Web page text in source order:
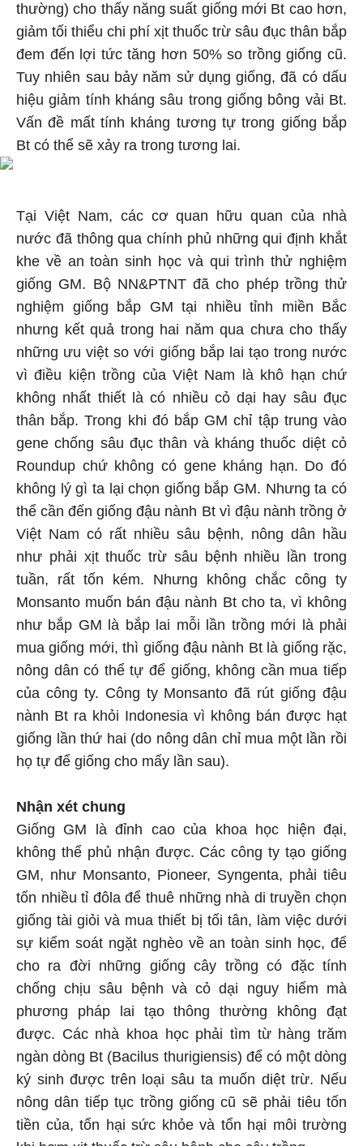
thường) cho thấy năng suất giống mới Bt cao hơn,
giảm tối thiểu chi phí xịt thuốc trừ sâu đục thân bắp
đem đến lợi tức tăng hơn 50% so trồng giống cũ.
Tuy nhiên sau bảy năm sử dụng giống, đã có dấu
hiệu giảm tính kháng sâu trong giống bông vải Bt.
Vấn đề mất tính kháng tương tự trong giống bắp
Bt có thể sẽ xảy ra trong tương lai.
Tại Việt Nam, các cơ quan hữu quan của nhà
nước đã thông qua chính phủ những qui định khắt
khe về an toàn sinh học và qui trình thử nghiệm
giống GM. Bộ NN&PTNT đã cho phép trồng thử
nghiệm giống bắp GM tại nhiều tỉnh miền Bắc
nhưng kết quả trong hai năm qua chưa cho thấy
những ưu việt so với giống bắp lai tạo trong nước
vì điều kiện trồng của Việt Nam là khô hạn chứ
không nhất thiết là có nhiều cỏ dại hay sâu đục
thân bắp. Trong khi đó bắp GM chỉ tập trung vào
gene chống sâu đục thân và kháng thuốc diệt cỏ
Roundup chứ không có gene kháng hạn. Do đó
không lý gì ta lại chọn giống bắp GM. Nhưng ta có
thể cần đến giống đậu nành Bt vì đậu nành trồng ở
Việt Nam có rất nhiều sâu bệnh, nông dân hầu
như phải xịt thuốc trừ sâu bệnh nhiều lần trong
tuần, rất tốn kém. Nhưng không chắc công ty
Monsanto muốn bán đậu nành Bt cho ta, vì không
như bắp GM là bắp lai mỗi lần trồng mới là phải
mua giống mới, thì giống đậu nành Bt là giống rặc,
nông dân có thể tự để giống, không cần mua tiếp
của công ty. Công ty Monsanto đã rút giống đậu
nành Bt ra khỏi Indonesia vì không bán được hạt
giống lần thứ hai (do nông dân chỉ mua một lần rồi
họ tự để giống cho mấy lần sau).
Nhận xét chung
Giống GM là đỉnh cao của khoa học hiện đại,
không thể phủ nhận được. Các công ty tạo giống
GM, như Monsanto, Pioneer, Syngenta, phải tiêu
tốn nhiều tỉ đôla để thuê những nhà di truyền chọn
giống tài giỏi và mua thiết bị tối tân, làm việc dưới
sự kiểm soát ngặt nghèo về an toàn sinh học, để
cho ra đời những giống cây trồng có đặc tính
chống chịu sâu bệnh và cỏ dại nguy hiểm mà
phương pháp lai tạo thông thường không đạt
được. Các nhà khoa học phải tìm từ hàng trăm
ngàn dòng Bt (Bacilus thurigiensis) để có một dòng
ký sinh được trên loại sâu ta muốn diệt trừ. Nếu
nông dân tiếp tục trồng giống cũ sẽ phải tiêu tốn
tiền của, tổn hại sức khỏe và tổn hại môi trường